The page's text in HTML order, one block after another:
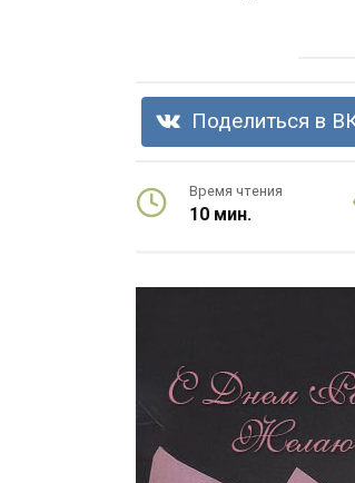
Поделиться в
Время чтения
10 мин.